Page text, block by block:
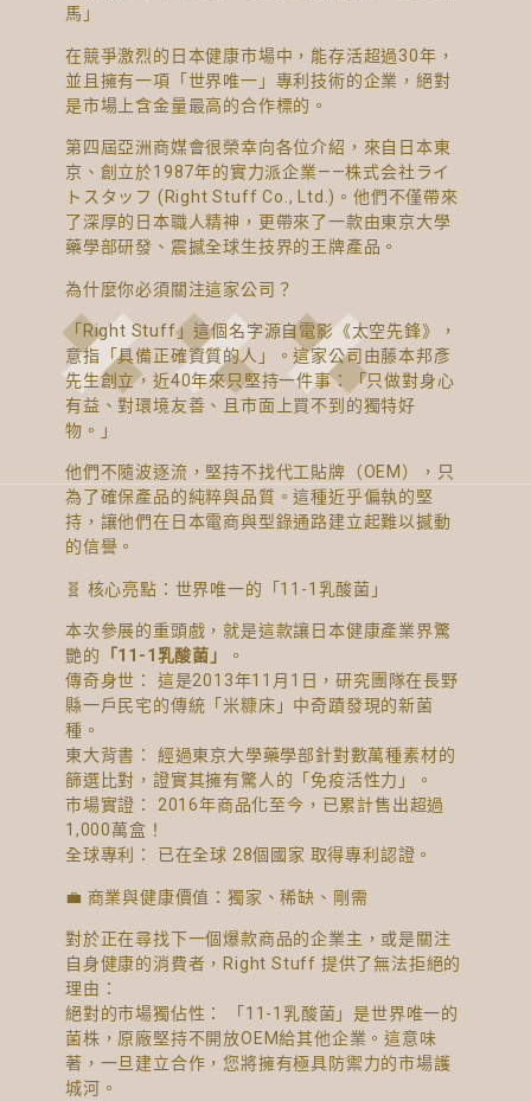
馬」
在競爭激烈的日本健康市場中，能存活超過30年，
並且擁有一項「世界唯一」專利技術的企業，絕對
是市場上含金量最高的合作標的。
第四屆亞洲商媒會很榮幸向各位介紹，來自日本東
京、創立於1987年的實力派企業——株式会社ライ
トスタッフ (Right Stuff Co., Ltd.)。他們不僅帶來
了深厚的日本職人精神，更帶來了一款由東京大學
藥學部研發、震撼全球生技界的王牌產品。
為什麼你必須關注這家公司？
「Right Stuff」這個名字源自電影《太空先鋒》，
意指「具備正確資質的人」。這家公司由藤本邦彥
先生創立，近40年來只堅持一件事：「只做對身心
有益、對環境友善、且市面上買不到的獨特好
物。」
他們不隨波逐流，堅持不找代工貼牌（OEM），只
為了確保產品的純粹與品質。這種近乎偏執的堅
持，讓他們在日本電商與型錄通路建立起難以撼動
的信譽。
🧬 核心亮點：世界唯一的「11-1乳酸菌」
本次參展的重頭戲，就是這款讓日本健康產業界驚
艷的
「11-1乳酸菌」
。
傳奇身世： 這是2013年11月1日，研究團隊在長野
縣一戶民宅的傳統「米糠床」中奇蹟發現的新菌
種。
東大背書： 經過東京大學藥學部針對數萬種素材的
篩選比對，證實其擁有驚人的「免疫活性力」。
市場實證： 2016年商品化至今，已累計售出超過
1,000萬盒！
全球專利： 已在全球 28個國家 取得專利認證。
💼 商業與健康價值：獨家、稀缺、剛需
對於正在尋找下一個爆款商品的企業主，或是關注
自身健康的消費者，Right Stuff 提供了無法拒絕的
理由：
絕對的市場獨佔性： 「11-1乳酸菌」是世界唯一的
菌株，原廠堅持不開放OEM給其他企業。這意味
著，一旦建立合作，您將擁有極具防禦力的市場護
城河。